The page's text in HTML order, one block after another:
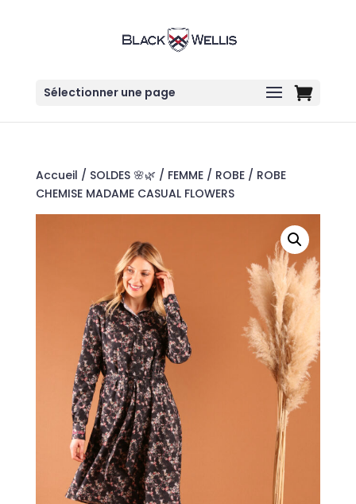
Sélectionner une page
Accueil / SOLDES 🌸🌿 / FEMME/ ROBE/ ROBE
CHEMISE MADAME CASUAL FLOWERS